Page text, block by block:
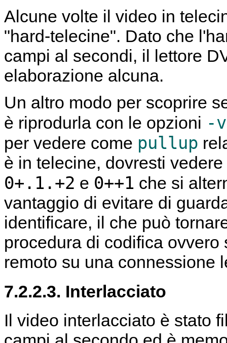
Alcune volte il video in
"hard-telecine". Dato che
campi al secondi, il lettore
elaborazione alcuna.
Un altro modo per scoprire
è riprodurla con le opzioni -
per vedere come pullup
è in telecine, dovresti
0+.1.+2 e 0++1 che si
vantaggio di evitare di
identificare, il che può
procedura di codifica
remoto su una connessione
7.2.2.3. Interlacciato
Il video interlacciato è stato